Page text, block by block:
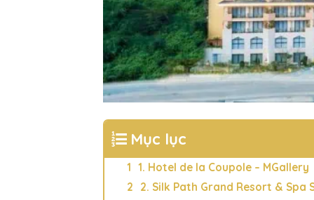
Mục lục
1. Hotel de la Coupole – MGallery
2. Silk Path Grand Resort & Spa